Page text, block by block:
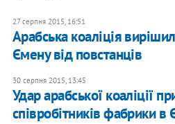
27 серпня 2015, 16:51
Арабська коаліція
Ємену від повстанців
30 серпня 2015, 13:45
Удар арабської коаліції
співробітників фабрики в